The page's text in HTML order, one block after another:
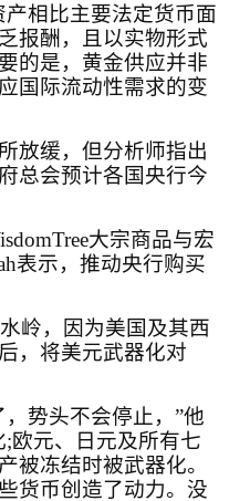
相比主要法定货币面
报酬，且以实物形式
的是，黄金供应并非
国际流动性需求的变
放缓，但分析师指出
总会预计各国央行今
大宗商品与宏
表示，推动央行购买
岭，因为美国及其西
，将美元武器化对
势头不会停止，”他
;欧元、日元及所有七
被冻结时被武器化。
货币创造了动力。没